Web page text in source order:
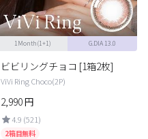
1Month(1+1) G.DIA 13.0
ビビリングチョコ [1箱2枚]
ViVi Ring Choco(2P)
2,990円
4.9 (521)
2箱目無料